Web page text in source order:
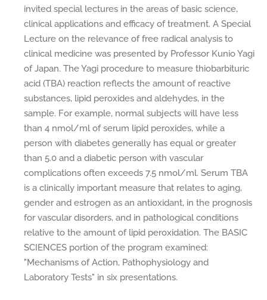
invited special lectures in the areas of basic science,
clinical applications and efficacy of treatment. A Special
Lecture on the relevance of free radical analysis to
clinical medicine was presented by Professor Kunio Yagi
of Japan. The Yagi procedure to measure thiobarbituric
acid (TBA) reaction reflects the amount of reactive
substances, lipid peroxides and aldehydes, in the
sample. For example, normal subjects will have less
than 4 nmol/ml of serum lipid peroxides, while a
person with diabetes generally has equal or greater
than 5.0 and a diabetic person with vascular
complications often exceeds 7.5 nmol/ml. Serum TBA
is a clinically important measure that relates to aging,
gender and estrogen as an antioxidant, in the prognosis
for vascular disorders, and in pathological conditions
relative to the amount of lipid peroxidation. The BASIC
SCIENCES portion of the program examined:
"Mechanisms of Action, Pathophysiology and
Laboratory Tests" in six presentations.